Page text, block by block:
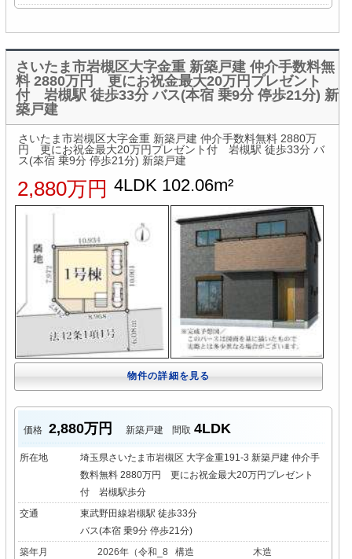
さいたま市岩槻区大字金重 新築戸建 仲介手数料無
料 2880万円 更にお祝金最大20万円プレゼント
付 岩槻駅 徒歩33分 バス(本宿 乗9分 停歩21分) 新
築戸建
さいたま市岩槻区大字金重 新築戸建 仲介手数料無料 2880万
円 更にお祝金最大20万円プレゼント付 岩槻駅 徒歩33分 バ
ス(本宿 乗9分 停歩21分) 新築戸建
2,880万円 4LDK 102.06m²
物件の詳細を見る
価格 2,880万円 新築戸建 間取 4LDK
所在地
埼玉県さいたま市岩槻区 大字金重191-3 新築戸建 仲介手
数料無料 2880万円 更にお祝金最大20万円プレゼント
付 岩槻駅歩分
交通
東武野田線岩槻駅 徒歩33分
バス(本宿 乗9分 停歩21分)
築年月
2026年（令和_8 構造 木造